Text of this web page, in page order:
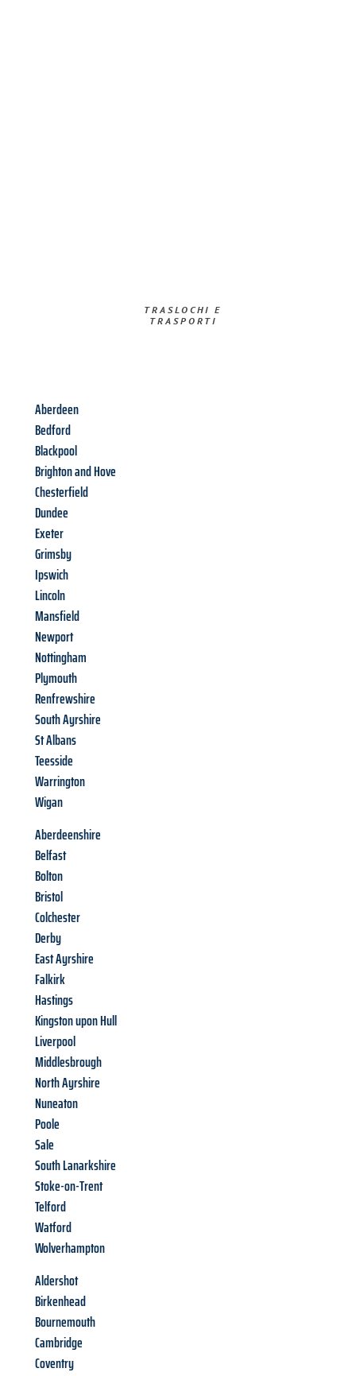
TRASLOCHI E
TRASPORTI​
Aberdeen
Bedford
Blackpool
Brighton and Hove
Chesterfield
Dundee
Exeter
Grimsby
Ipswich
Lincoln
Mansfield
Newport
Nottingham
Plymouth
Renfrewshire
South Ayrshire
St Albans
Teesside
Warrington
Wigan
Aberdeenshire
Belfast
Bolton
Bristol
Colchester
Derby
East Ayrshire
Falkirk
Hastings
Kingston upon Hull
Liverpool
Middlesbrough
North Ayrshire
Nuneaton
Poole
Sale
South Lanarkshire
Stoke-on-Trent
Telford
Watford
Wolverhampton
Aldershot
Birkenhead
Bournemouth
Cambridge
Coventry